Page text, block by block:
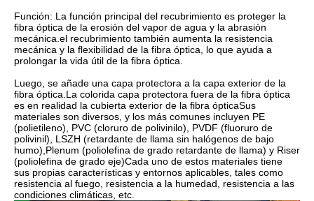
Función: La función principal del recubrimiento es proteger la
fibra óptica de la erosión del vapor de agua y la abrasión
mecánica.el recubrimiento también aumenta la resistencia
mecánica y la flexibilidad de la fibra óptica, lo que ayuda a
prolongar la vida útil de la fibra óptica.
Luego, se añade una capa protectora a la capa exterior de la
fibra óptica.La colorida capa protectora fuera de la fibra óptica
es en realidad la cubierta exterior de la fibra ópticaSus
materiales son diversos, y los más comunes incluyen PE
(polietileno), PVC (cloruro de polivinilo), PVDF (fluoruro de
polivinil), LSZH (retardante de llama sin halógenos de bajo
humo),Plenum (poliolefina de grado retardante de llama) y Riser
(poliolefina de grado eje)Cada uno de estos materiales tiene
sus propias características y entornos aplicables, tales como
resistencia al fuego, resistencia a la humedad, resistencia a las
condiciones climáticas, etc.